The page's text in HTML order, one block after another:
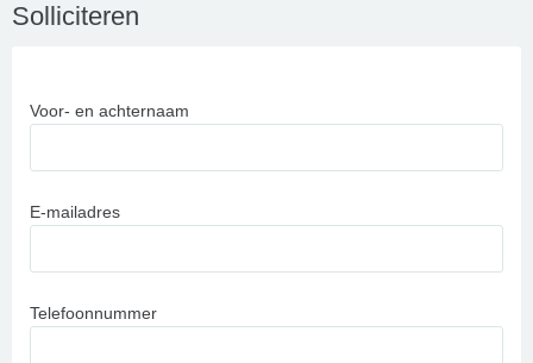
Solliciteren
Voor- en achternaam
E-mailadres
Telefoonnummer